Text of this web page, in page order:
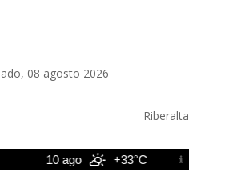
08 agosto 2026
Riberalta
10 ago +33°C 11 ago